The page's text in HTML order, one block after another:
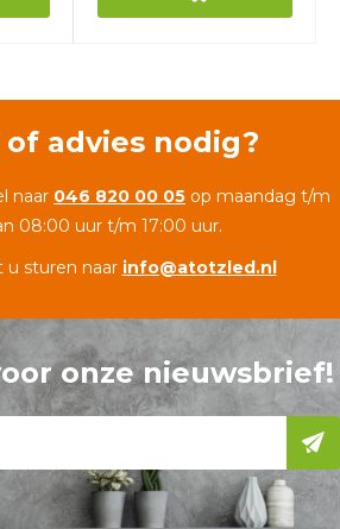
of advies nodig?
naar 046 820 00 05 op maandag t/m
08:00 uur t/m 17:00 uur.
u sturen naar info@atotzled.nl
onze nieuwsbrief!